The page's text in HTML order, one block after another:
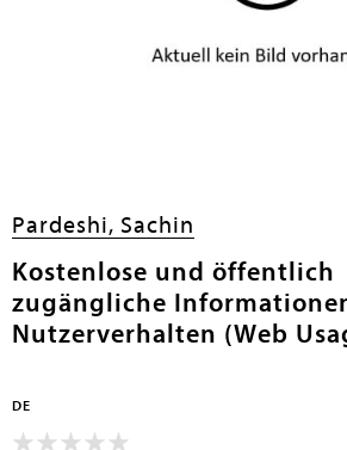
Pardeshi, Sachin
Kostenlose und öffentlich
zugängliche
Nutzerverhalten (Web
DE